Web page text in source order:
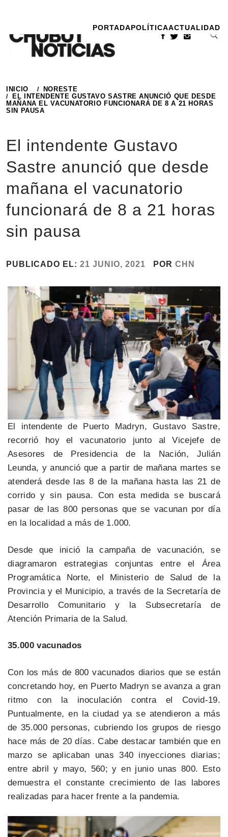
contenido
PORTADAPOLÍTICAACTUALIDAD
INICIO
NORESTE
EL INTENDENTE GUSTAVO SASTRE ANUNCIÓ QUE DESDE
MAÑANA EL VACUNATORIO FUNCIONARÁ DE 8 A 21 HORAS
SIN PAUSA
El intendente Gustavo
Sastre anunció que desde
mañana el vacunatorio
funcionará de 8 a 21 horas
sin pausa
PUBLICADO EL: 21 JUNIO, 2021 POR CHN
El intendente de Puerto Madryn, Gustavo Sastre,
recorrió hoy el vacunatorio junto al Vicejefe de
Asesores de Presidencia de la Nación, Julián
Leunda, y anunció que a partir de mañana martes se
atenderá desde las 8 de la mañana hasta las 21 de
corrido y sin pausa. Con esta medida se buscará
pasar de las 800 personas que se vacunan por día
en la localidad a más de 1.000.
Desde que inició la campaña de vacunación, se
diagramaron estrategias conjuntas entre el Área
Programática Norte, el Ministerio de Salud de la
Provincia y el Municipio, a través de la Secretaría de
Desarrollo Comunitario y la Subsecretaría de
Atención Primaria de la Salud.
35.000 vacunados
Con los más de 800 vacunados diarios que se están
concretando hoy, en Puerto Madryn se avanza a gran
ritmo con la inoculación contra el Covid-19.
Puntualmente, en la ciudad ya se atendieron a más
de 35.000 personas, cubriendo los grupos de riesgo
hace más de 20 días. Cabe destacar también que en
marzo se aplicaban unas 340 inyecciones diarias;
entre abril y mayo, 560; y en junio unas 800. Esto
demuestra el constante crecimiento de las labores
realizadas para hacer frente a la pandemia.